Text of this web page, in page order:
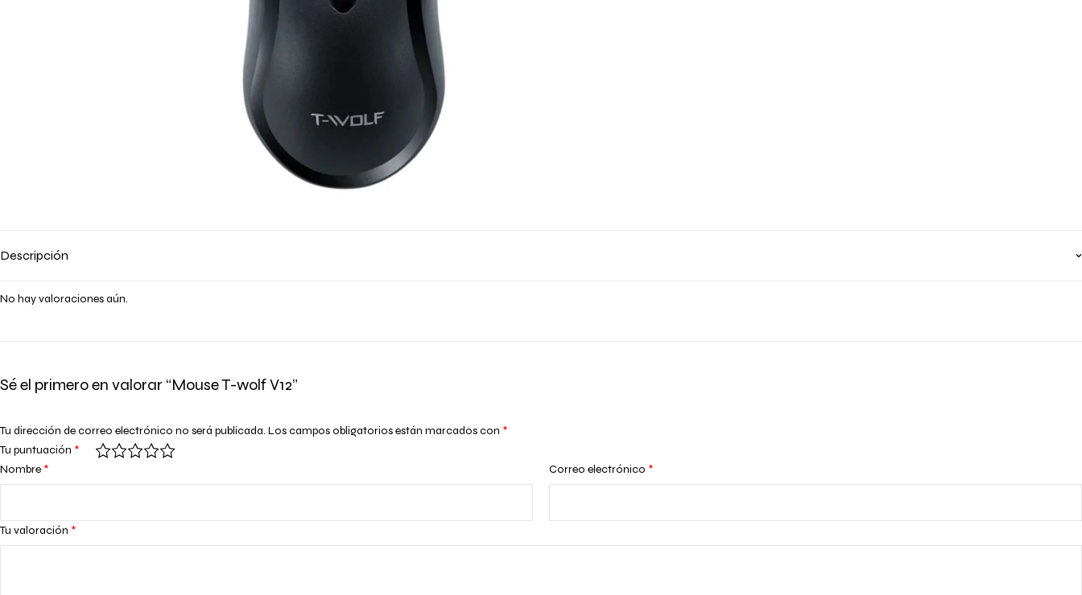
Descripción
No hay valoraciones aún.
Sé el primero en valorar “Mouse T-wolf V12”
Tu dirección de correo electrónico no será publicada. Los campos obligatorios están marcados con *
Tu puntuación *
Tu valoración *
Nombre * Correo electrónico *